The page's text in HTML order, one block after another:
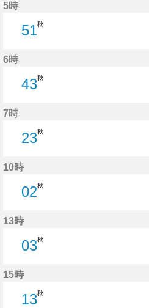
5時
51秋
6時
43秋
7時
23秋
10時
02秋
13時
03秋
15時
13秋